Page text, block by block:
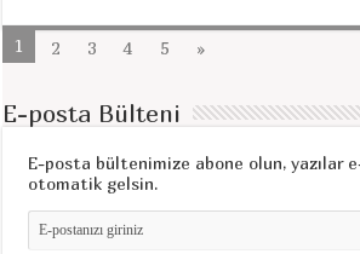
1 2 3 4 5 »
E-posta Bülteni
E-posta bültenimize abone olun, yazılar
otomatik gelsin.